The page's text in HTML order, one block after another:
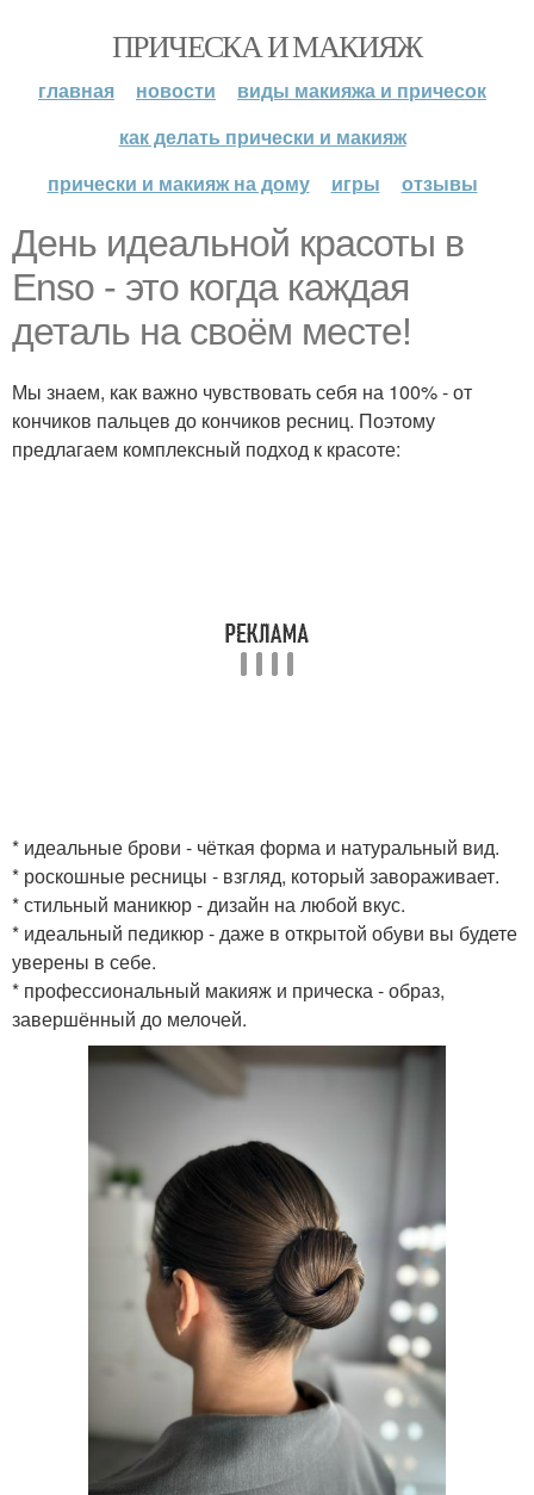
ПРИЧЕСКА И МАКИЯЖ
главная новости
виды макияжа и причесок
как делать прически и макияж
прически и макияж на дому
игры отзывы
День идеальной красоты в
Enso - это когда каждая
деталь на своём месте!
Мы знаем, как важно чувствовать себя на 100% - от
кончиков пальцев до кончиков ресниц. Поэтому
предлагаем комплексный подход к красоте:
* идеальные брови - чёткая форма и натуральный вид.
* роскошные ресницы - взгляд, который завораживает.
* стильный маникюр - дизайн на любой вкус.
* идеальный педикюр - даже в открытой обуви вы будете
уверены в себе.
* профессиональный макияж и прическа - образ,
завершённый до мелочей.